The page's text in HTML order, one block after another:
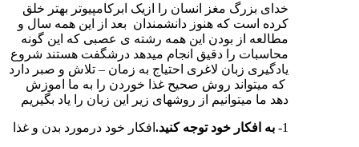
خدای بزرگ مغز انسان را ازیک ابرکامپیوتر بهتر خلق
کرده است که هنوز دانشمندان بعد از این همه سال و
مطالعه از بودن این همه رشته ی عصبی که این گونه
محاسبات را دقیق انجام میدهد درشگفت هستند شروع
یادگیری زبان لاغری احتیاج به زمان – تلاش و صبر دارد
که میتواند روش صحیح غذا خوردن را به ما اموزش
دهد ما میتوانیم از روشهای زیر این زبان را یاد بگیریم
1- به افکار خود توجه کنید. افکار خود درمورد بدن و غذا